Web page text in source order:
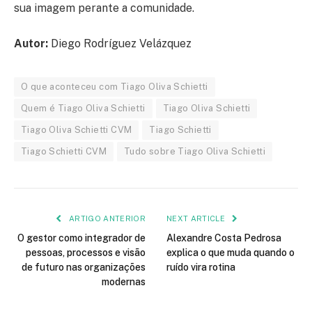
sua imagem perante a comunidade.
Autor: Diego Rodríguez Velázquez
O que aconteceu com Tiago Oliva Schietti
Quem é Tiago Oliva Schietti Tiago Oliva Schietti
Tiago Oliva Schietti CVM Tiago Schietti
Tiago Schietti CVM Tudo sobre Tiago Oliva Schietti
ARTIGO ANTERIOR
O gestor como integrador de
pessoas, processos e visão
de futuro nas organizações
modernas
NEXT ARTICLE
Alexandre Costa Pedrosa
explica o que muda quando o
ruído vira rotina